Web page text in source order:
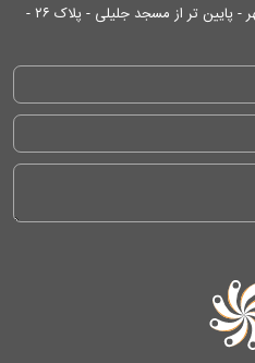
آدرس: تهران/ انتهای خیابان ایرانشهر - پایین تر از مسجد جلیلی - پلاک ۲۶ -